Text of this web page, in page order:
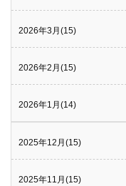
2026年3月(15)
2026年2月(15)
2026年1月(14)
2025年12月(15)
2025年11月(15)